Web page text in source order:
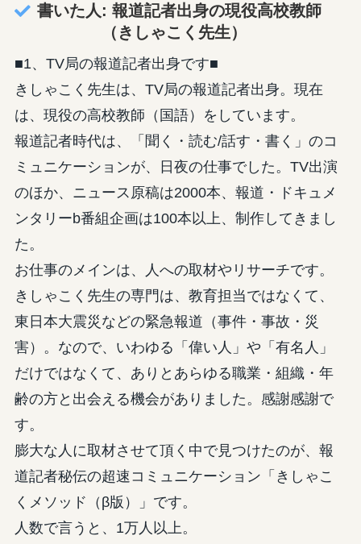
書いた人: 報道記者出身の現役高校教師
（きしゃこく先生）
■1、TV局の報道記者出身です■
きしゃこく先生は、TV局の報道記者出身。現在
は、現役の高校教師（国語）をしています。
報道記者時代は、「聞く・読む/話す・書く」のコ
ミュニケーションが、日夜の仕事でした。TV出演
のほか、ニュース原稿は2000本、報道・ドキュメ
ンタリーb番組企画は100本以上、制作してきまし
た。
お仕事のメインは、人への取材やリサーチです。
きしゃこく先生の専門は、教育担当ではなくて、
東日本大震災などの緊急報道（事件・事故・災
害）。なので、いわゆる「偉い人」や「有名人」
だけではなくて、ありとあらゆる職業・組織・年
齢の方と出会える機会がありました。感謝感謝で
す。
膨大な人に取材させて頂く中で見つけたのが、報
道記者秘伝の超速コミュニケーション「きしゃこ
くメソッド（β版）」です。
人数で言うと、1万人以上。